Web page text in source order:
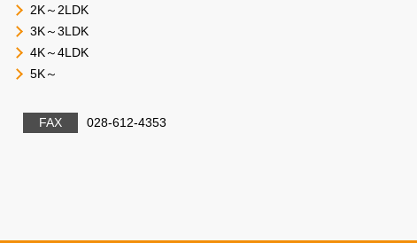
2K～2LDK
3K～3LDK
4K～4LDK
5K～
FAX 028-612-4353